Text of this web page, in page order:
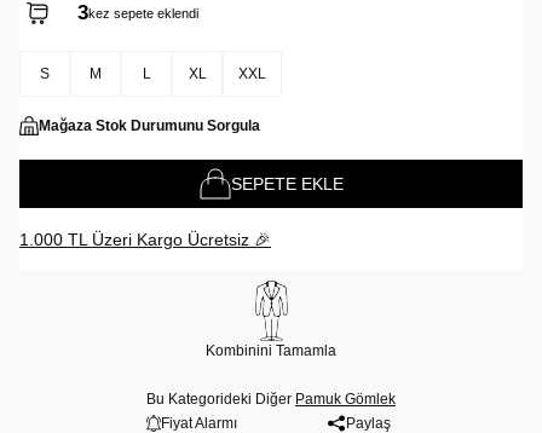
3kez sepete eklendi
2kez satın alındı
S M L XL XXL
Mağaza Stok Durumunu Sorgula
SEPETE EKLE
1.000 TL Üzeri Kargo Ücretsiz 🎉
Kombinini Tamamla
Bu Kategorideki Diğer Pamuk Gömlek
Fiyat Alarmı
Paylaş